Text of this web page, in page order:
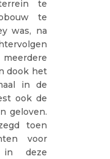
te
te
was, na
dook het
in de
ook de
geloven.
toen
voor
in deze